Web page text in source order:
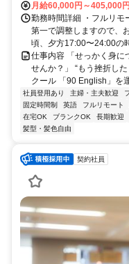
月給60,000円～405,000円
勤務時間詳細 ・フルリ
第一で調整しますので、
頃、夕方17:00〜24:00の
仕事内容 「せっかく身に
せんか？」 “もう挫折し
クール 「90 English」を
社員登用あり 主婦・主夫歓迎
固定時間制
英語 フルリモート
在宅OK
ブランクOK 長期歓迎
髪型・髪色自由
契約社員